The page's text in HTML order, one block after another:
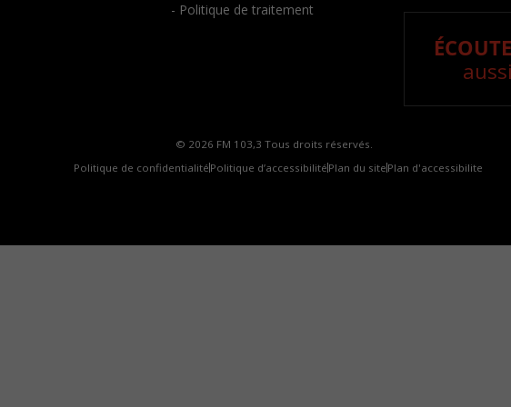
- Politique de traitement
© 2026 FM 103,3 Tous droits réservés.
Politique de confidentialité Politique d’accessibilité Plan du site Plan d'accessibilite